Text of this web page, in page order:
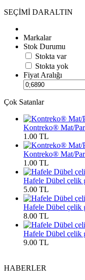
SEÇİMİ DARALTIN
Markalar
Stok Durumu
Stokta var
Stokta yok
Fiyat Aralığı
Çok Satanlar
Kontreko® Mat/
1.00 TL
Kontreko® Mat/
1.00 TL
Hafele Dübel çelik
5.00 TL
Hafele Dübel çelik
8.00 TL
Hafele Dübel çelik
9.00 TL
HABERLER